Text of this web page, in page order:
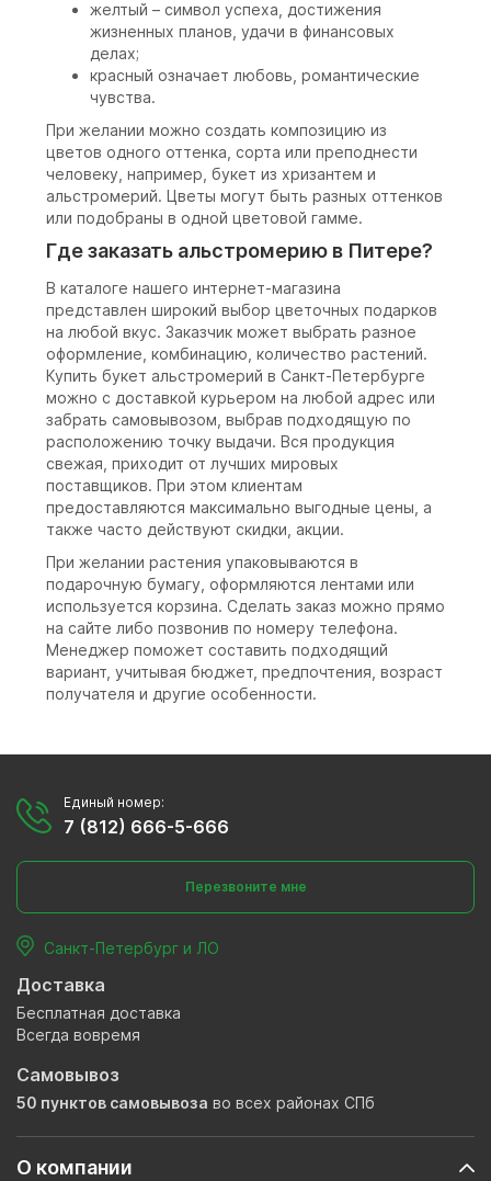
желтый – символ успеха, достижения
жизненных планов, удачи в финансовых
делах;
красный означает любовь, романтические
чувства.
При желании можно создать композицию из
цветов одного оттенка, сорта или преподнести
человеку, например, букет из хризантем и
альстромерий. Цветы могут быть разных оттенков
или подобраны в одной цветовой гамме.
Где заказать альстромерию в Питере?
В каталоге нашего интернет-магазина
представлен широкий выбор цветочных подарков
на любой вкус. Заказчик может выбрать разное
оформление, комбинацию, количество растений.
Купить букет альстромерий в Санкт-Петербурге
можно с доставкой курьером на любой адрес или
забрать самовывозом, выбрав подходящую по
расположению точку выдачи. Вся продукция
свежая, приходит от лучших мировых
поставщиков. При этом клиентам
предоставляются максимально выгодные цены, а
также часто действуют скидки, акции.
При желании растения упаковываются в
подарочную бумагу, оформляются лентами или
используется корзина. Сделать заказ можно прямо
на сайте либо позвонив по номеру телефона.
Менеджер поможет составить подходящий
вариант, учитывая бюджет, предпочтения, возраст
получателя и другие особенности.
О компании
Единый номер:
7 (812) 666-5-666
Перезвоните мне
Санкт-Петербург и ЛО
Доставка
Бесплатная доставка
Всегда вовремя
Самовывоз
50 пунктов самовывоза во всех районах СПб